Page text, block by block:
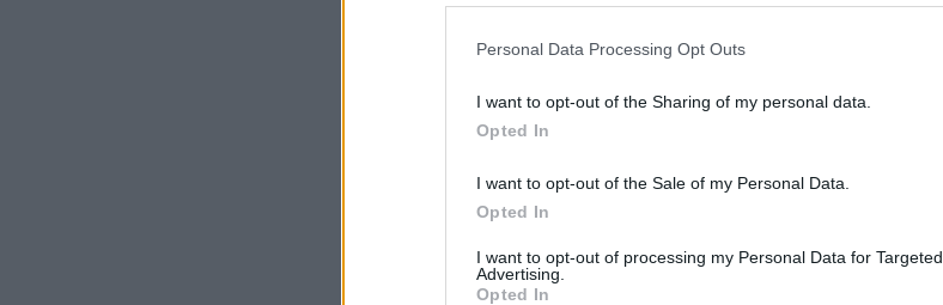
Personal Data Processing Opt Outs
I want to opt-out of the Sharing of my personal data.
Opted In
I want to opt-out of the Sale of my Personal Data.
Opted In
I want to opt-out of processing my Personal Data for Targeted
Advertising.
Opted In